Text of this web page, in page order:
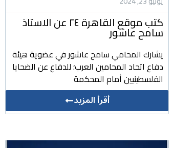
كتب موقع القاهرة ٢٤ عن الاستاذ
سامح عاشور
يشارك المحامي سامح عاشور في عضوية هيئة
دفاع اتحاد المحامين العرب؛ للدفاع عن الضحايا
الفلسطينيين أمام المحكمة
أقرأ المزيد